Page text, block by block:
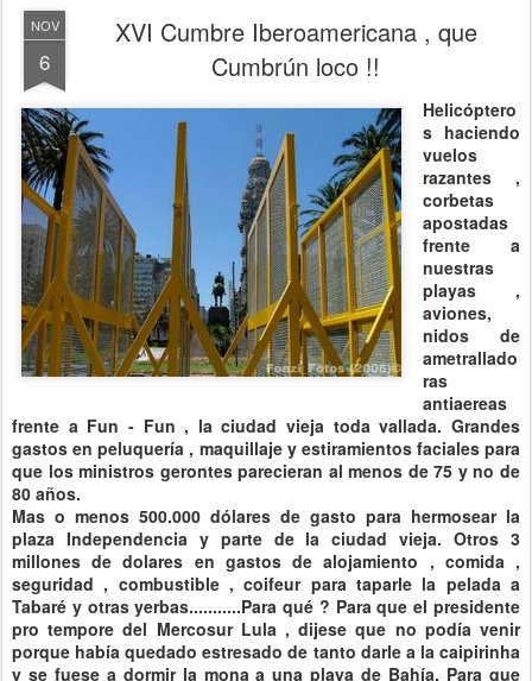
NOV
6
XVI Cumbre Iberoamericana , que
Cumbrún loco !!
Helicóptero
s haciendo
vuelos
razantes ,
corbetas
apostadas
frente a
nuestras
playas ,
aviones,
nidos de
ametrallado
ras
antiaereas
frente a Fun - Fun , la ciudad vieja toda vallada. Grandes
gastos en peluquería , maquillaje y estiramientos faciales para
que los ministros gerontes parecieran al menos de 75 y no de
80 años.
Mas o menos 500.000 dólares de gasto para hermosear la
plaza Independencia y parte de la ciudad vieja. Otros 3
millones de dolares en gastos de alojamiento , comida ,
seguridad , combustible , coifeur para taparle la pelada a
Tabaré y otras yerbas...........Para qué ? Para que el presidente
pro tempore del Mercosur Lula , dijese que no podía venir
porque había quedado estresado de tanto darle a la caipirinha
y se fuese a dormir la mona a una playa de Bahía. Para que